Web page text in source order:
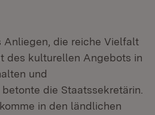
Anliegen, die reiche Vielfalt
des kulturellen Angebots in
und
die Staatssekretärin.
in den ländlichen